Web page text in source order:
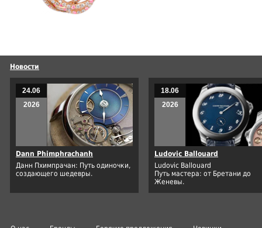
Новости
24.06
2026
Dann Phimphrachanh
Данн Пхимпрачан: Путь одиночки,
создающего шедевры.
18.06
2026
Ludovic Ballouard
Ludovic Ballouard
Путь мастера: от Бретани до
Женевы.